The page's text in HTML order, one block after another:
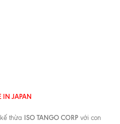
IN JAPAN
thừa ISO TANGO CORP với con